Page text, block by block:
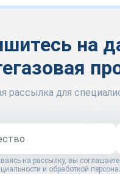
на
рассылка для
на рассылку, вы
и обработкой